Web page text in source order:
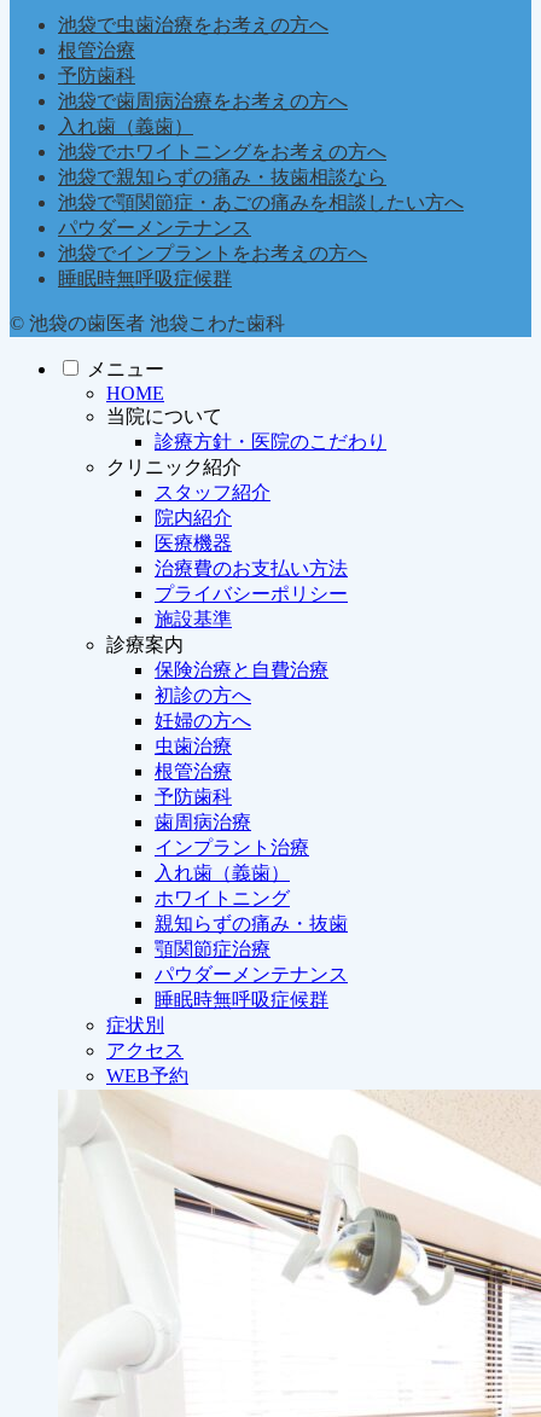
池袋で虫歯治療をお考えの方へ
根管治療
予防歯科
池袋で歯周病治療をお考えの方へ
入れ歯（義歯）
池袋でホワイトニングをお考えの方へ
池袋で親知らずの痛み・抜歯相談なら
池袋で顎関節症・あごの痛みを相談したい方へ
パウダーメンテナンス
池袋でインプラントをお考えの方へ
睡眠時無呼吸症候群
© 池袋の歯医者 池袋こわた歯科
メニュー
HOME
当院について
診療方針・医院のこだわり
クリニック紹介
スタッフ紹介
院内紹介
医療機器
治療費のお支払い方法
プライバシーポリシー
施設基準
診療案内
保険治療と自費治療
初診の方へ
妊婦の方へ
虫歯治療
根管治療
予防歯科
歯周病治療
インプラント治療
入れ歯（義歯）
ホワイトニング
親知らずの痛み・抜歯
顎関節症治療
パウダーメンテナンス
睡眠時無呼吸症候群
症状別
アクセス
WEB予約